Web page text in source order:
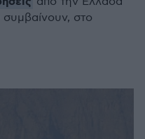
στο